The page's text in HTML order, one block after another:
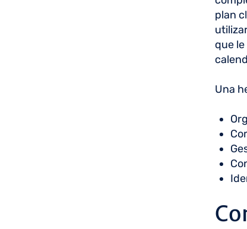
plan
que
Una